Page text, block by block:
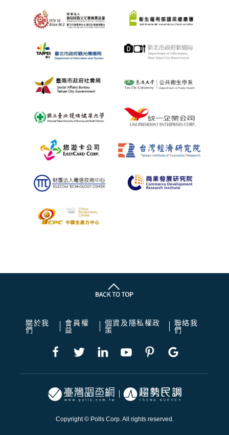
關於我
們
會員權
益
個資及隱私權政
策
聯絡我
們
Copyright © Polls Corp. All rights reserved.